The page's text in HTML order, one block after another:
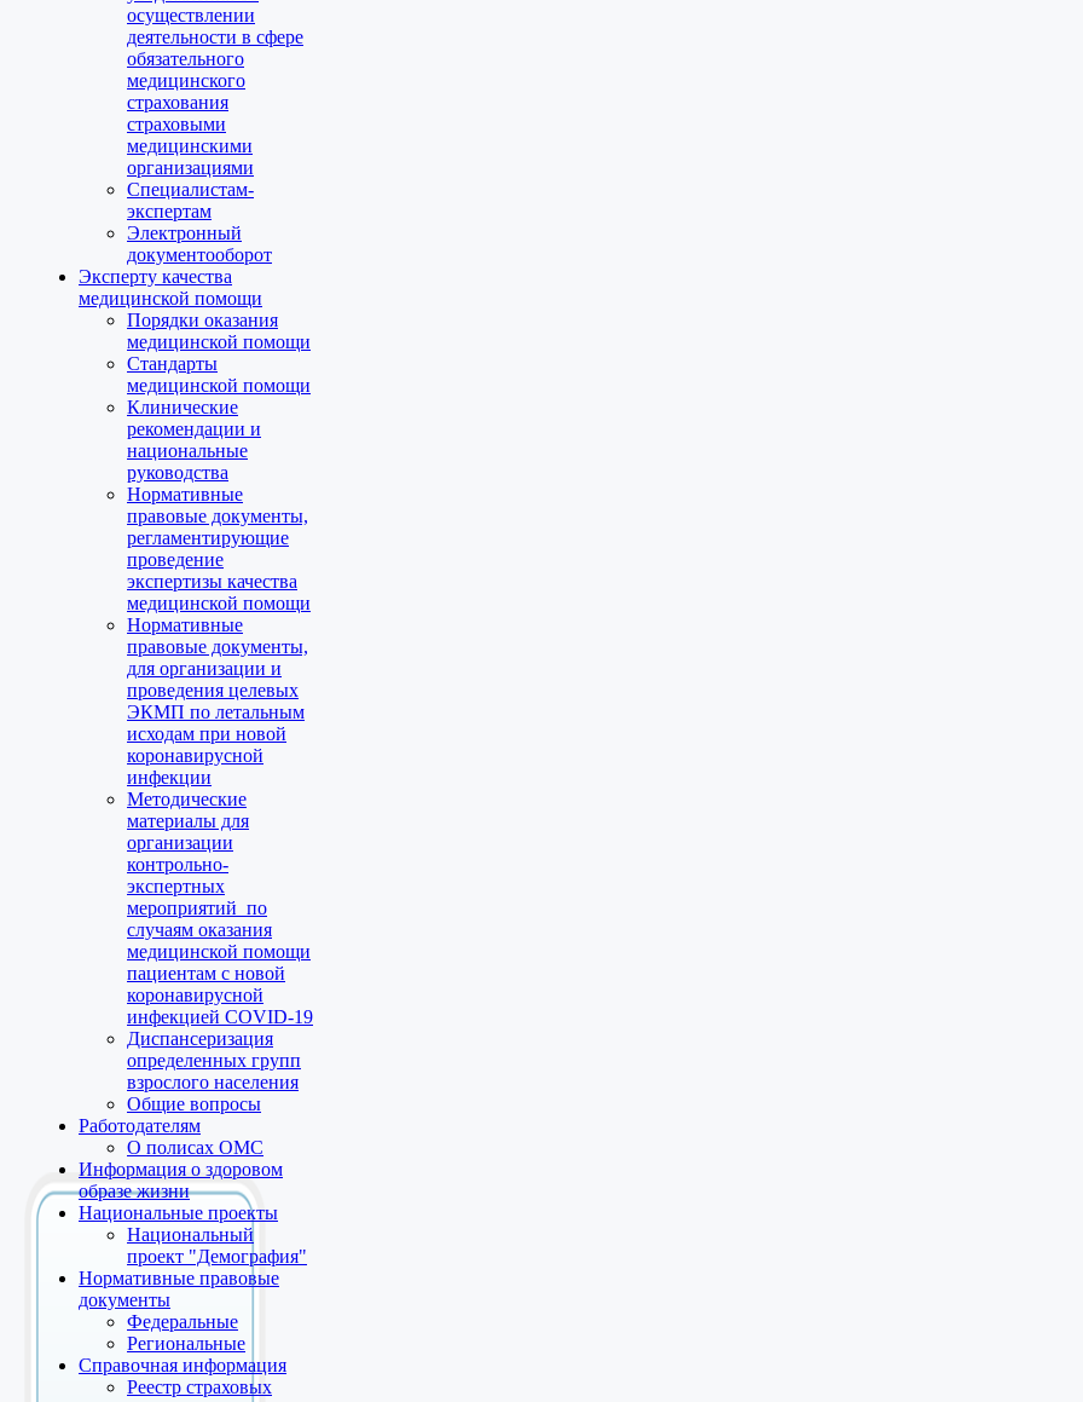
осуществлении
деятельности в сфере
обязательного
медицинского
страхования
страховыми
медицинскими
организациями
Специалистам-
экспертам
Электронный
документооборот
Эксперту качества
медицинской помощи
Порядки оказания
медицинской помощи
Стандарты
медицинской помощи
Клинические
рекомендации и
национальные
руководства
Нормативные
правовые документы,
регламентирующие
проведение
экспертизы качества
медицинской помощи
Нормативные
правовые документы,
для организации и
проведения целевых
ЭКМП по летальным
исходам при новой
коронавирусной
инфекции
Методические
материалы для
организации
контрольно-
экспертных
мероприятий по
случаям оказания
медицинской помощи
пациентам с новой
коронавирусной
инфекцией COVID-19
Диспансеризация
определенных групп
взрослого населения
Общие вопросы
Работодателям
О полисах ОМС
Информация о здоровом
образе жизни
Национальные проекты
Национальный
проект "Демография"
Нормативные правовые
документы
Федеральные
Региональные
Справочная информация
Реестр страховых